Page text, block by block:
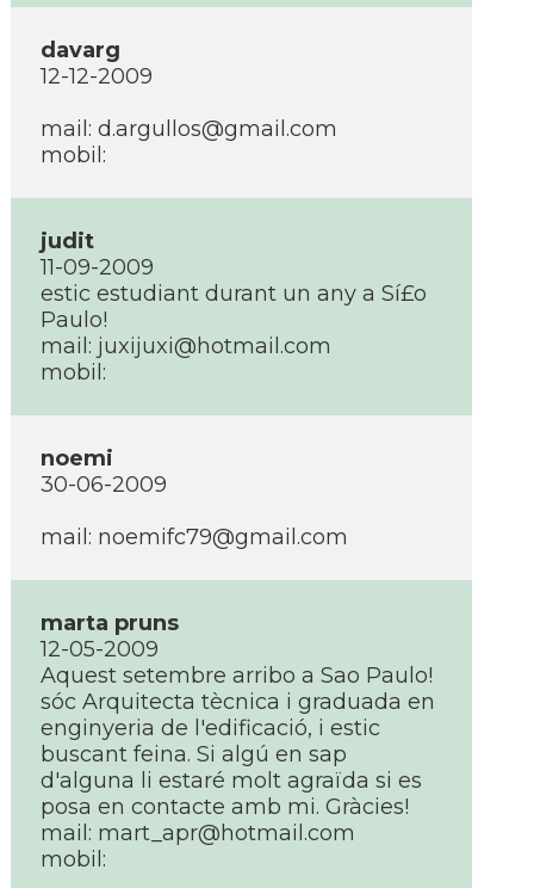
davarg
12-12-2009
mail: d.argullos@gmail.com
mobil:
judit
11-09-2009
estic estudiant durant un any a Sí£o
Paulo!
mail: juxijuxi@hotmail.com
mobil:
noemi
30-06-2009
mail: noemifc79@gmail.com
marta pruns
12-05-2009
Aquest setembre arribo a Sao Paulo!
sóc Arquitecta tècnica i graduada en
enginyeria de l'edificació, i estic
buscant feina. Si algú en sap
d'alguna li estaré molt agraïda si es
posa en contacte amb mi. Gràcies!
mail: mart_apr@hotmail.com
mobil: